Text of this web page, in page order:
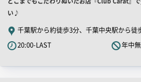
舗
PR
キ
ャ
い♪
千葉駅から約徒歩3分、千葉中央駅から徒
20:00-LAST
年中